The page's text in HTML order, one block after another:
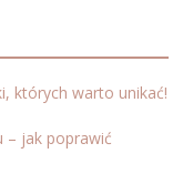
których warto unikać!
– jak poprawić